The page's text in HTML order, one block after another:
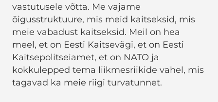
vastutusele võtta. Me vajame
õigusstruktuure, mis meid kaitseksid, mis
meie vabadust kaitseksid. Meil on hea
meel, et on Eesti Kaitsevägi, et on Eesti
Kaitsepolitseiamet, et on NATO ja
kokkulepped tema liikmesriikide vahel, mis
tagavad ka meie riigi turvatunnet.